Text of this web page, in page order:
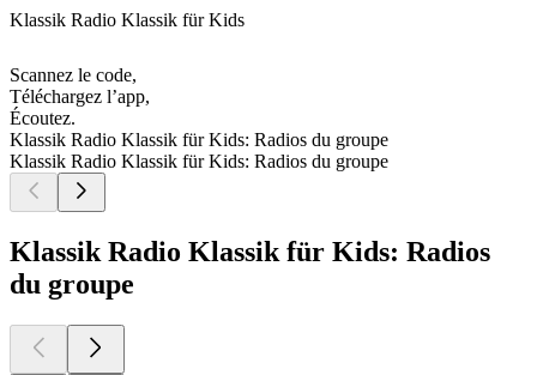
Klassik Radio Klassik für Kids
Scannez le code,
Téléchargez l’app,
Écoutez.
Klassik Radio Klassik für Kids: Radios du groupe
Klassik Radio Klassik für Kids: Radios du groupe
Klassik Radio Klassik für Kids: Radios
du groupe